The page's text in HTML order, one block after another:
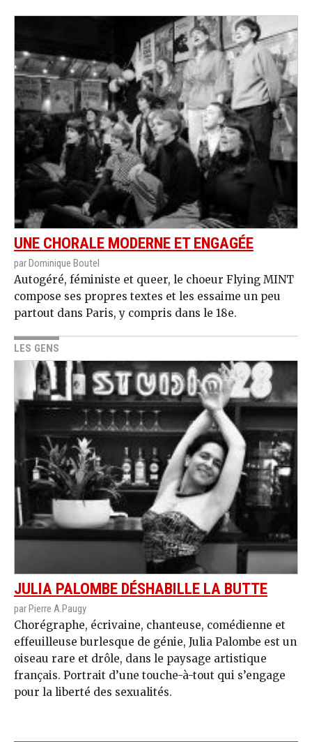
UNE CHORALE MODERNE ET ENGAGÉE
par Dominique Boutel
Autogéré, féministe et queer, le choeur Flying MINT
compose ses propres textes et les essaime un peu
partout dans Paris, y compris dans le 18e.
LES GENS
JULIA PALOMBE DÉSHABILLE LA BUTTE
par Pierre A.Paugy
Chorégraphe, écrivaine, chanteuse, comédienne et
effeuilleuse burlesque de génie, Julia Palombe est un
oiseau rare et drôle, dans le paysage artistique
français. Portrait d’une touche-à-tout qui s’engage
pour la liberté des sexualités.